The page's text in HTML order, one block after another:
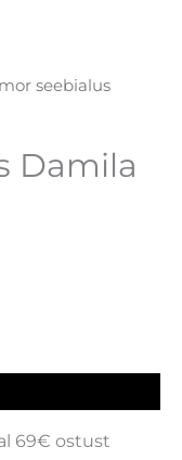
seebialus
Damila
69€ ostust